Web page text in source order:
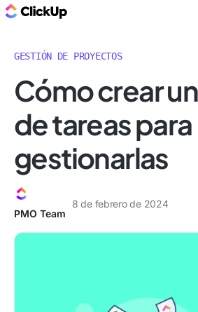
GESTIÓN DE PROYECTOS
Cómo crear
de tareas para
gestionarlas
PMO Team
8 de febrero de 2024